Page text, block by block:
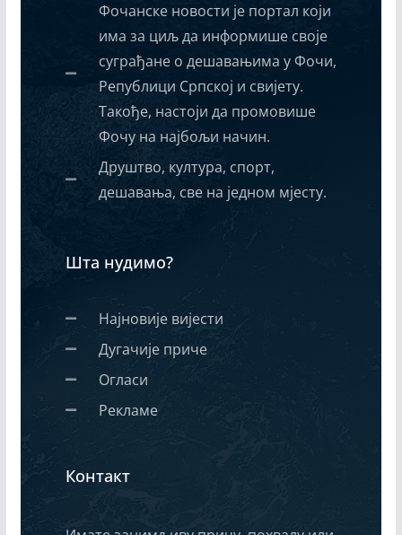
Фочанске новости је портал који
има за циљ да информише своје
суграђане о дешавањима у Фочи,
Републици Српској и свијету.
Такође, настоји да промовише
Фочу на најбољи начин.
Друштво, култура, спорт,
дешавања, све на једном мјесту.
Шта нудимо?
Најновије вијести
Дугачије приче
Огласи
Рекламе
Контакт